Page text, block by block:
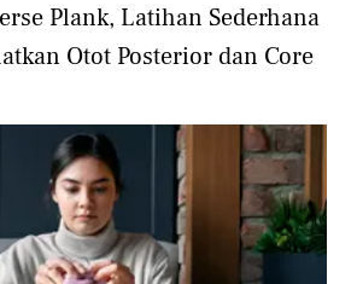
Plank, Latihan Sederhana
Otot Posterior dan Core